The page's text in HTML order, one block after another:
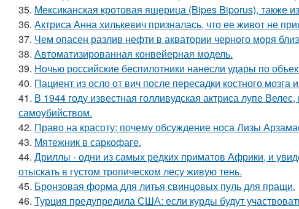
35. Мексиканская кротовая ящерица (Bipes Biporus), также
36. Актриса Анна хилькевич призналась, что ее живот не
37. Чем опасен разлив нефти в акватории черного моря
38. Автоматизированная конвейерная модель.
39. Ночью российские беспилотники нанесли удары по
40. Пациент из осло от вич после пересадки костного мозга
41. В 1944 году известная голливудская актриса лупе
самоубийством.
42. Право на красоту: почему обсуждение носа Лизы
43. Мятежник в саркофаге.
44. Дриллы - одни из самых редких приматов Африки, и
отыскать в густом тропическом лесу живую тень.
45. Бронзовая форма для литья свинцовых пуль для пращи.
46. Турция предупредила США: если курды будут